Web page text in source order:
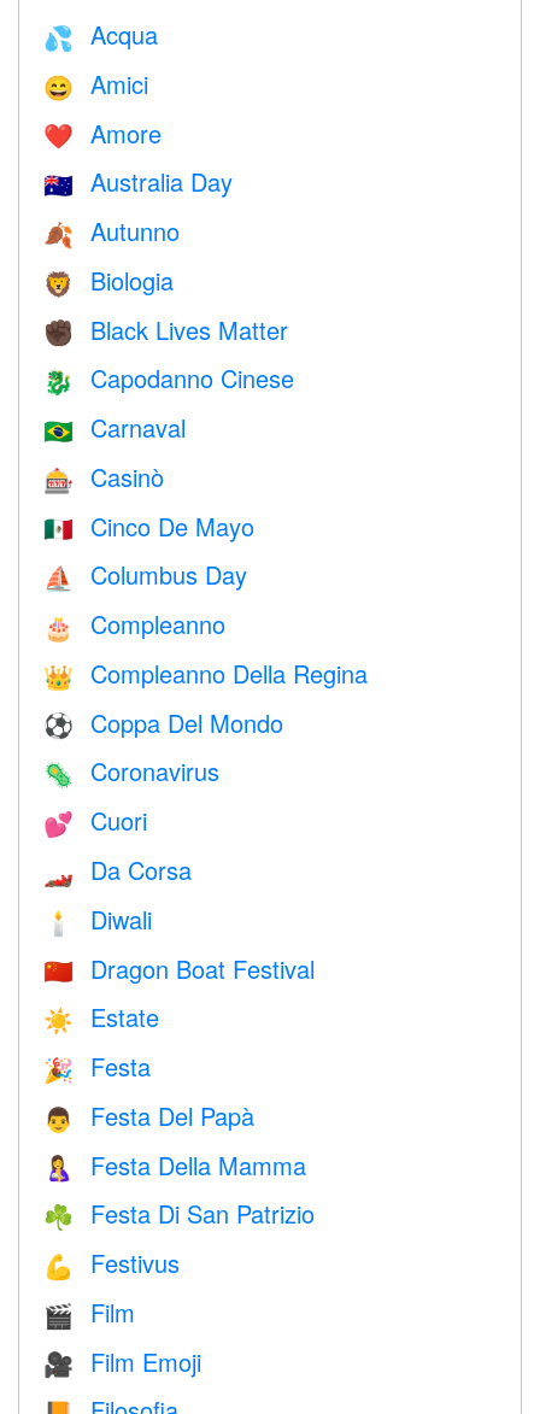
💦 Acqua
😄 Amici
❤️️ Amore
🇦🇺 Australia Day
🍂 Autunno
🦁 Biologia
✊🏿 Black Lives Matter
🐉 Capodanno Cinese
🇧🇷 Carnaval
🎰 Casinò
🇲🇽 Cinco De Mayo
⛵️ Columbus Day
🎂 Compleanno
👑 Compleanno Della Regina
⚽ Coppa Del Mondo
🦠 Coronavirus
💕 Cuori
🏎 Da Corsa
🕯 Diwali
🇨🇳 Dragon Boat Festival
☀️ Estate
🎉 Festa
👨 Festa Del Papà
🤱 Festa Della Mamma
☘️ Festa Di San Patrizio
💪 Festivus
🎬 Film
🎥 Film Emoji